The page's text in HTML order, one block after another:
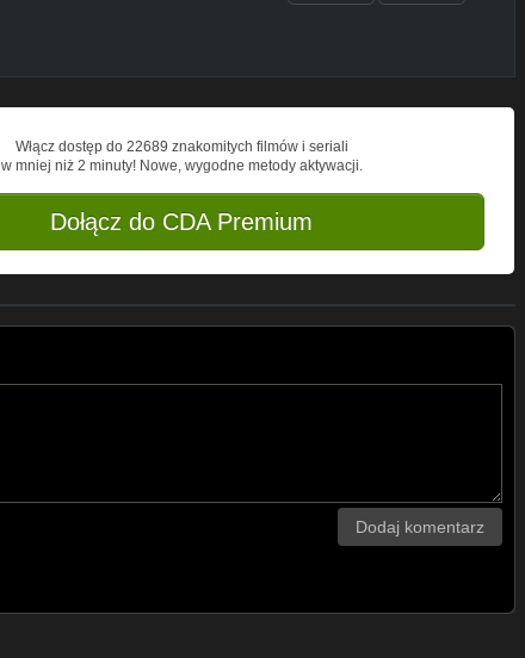
Włącz dostęp do 22689 znakomitych filmów i seriali
w mniej niż 2 minuty! Nowe, wygodne metody aktywacji.
Dołącz do CDA Premium
Dodaj komentarz